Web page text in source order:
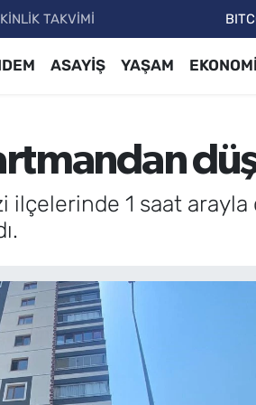
TAKVİMİ
ASAYİŞ YAŞAM EKONOMİ
ilçelerinde 1 saat